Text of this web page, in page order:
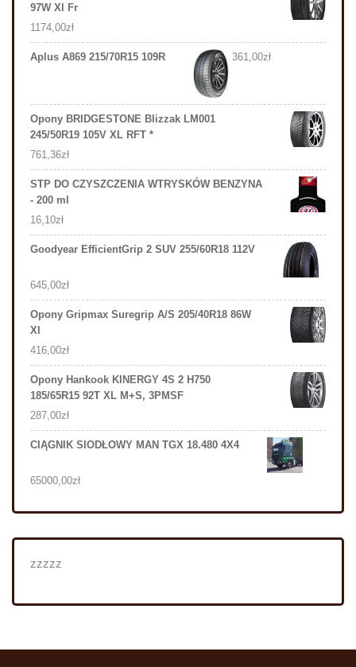
97W Xl Fr
1174,00zł
Aplus A869 215/70R15 109R 361,00zł
Opony BRIDGESTONE Blizzak LM001
245/50R19 105V XL RFT *
761,36zł
STP DO CZYSZCZENIA WTRYSKÓW BENZYNA
- 200 ml
16,10zł
Goodyear EfficientGrip 2 SUV 255/60R18 112V
645,00zł
Opony Gripmax Suregrip A/S 205/40R18 86W
Xl
416,00zł
Opony Hankook KINERGY 4S 2 H750
185/65R15 92T XL M+S, 3PMSF
287,00zł
CIĄGNIK SIODŁOWY MAN TGX 18.480 4X4
65000,00zł
zzzzz